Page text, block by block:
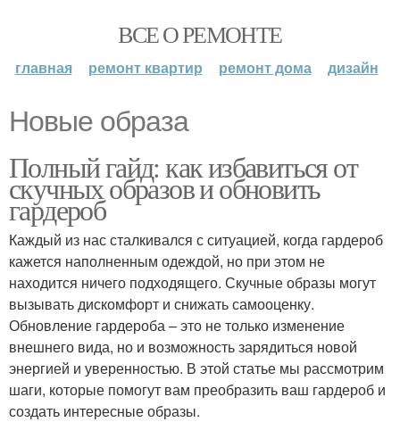
ВСЕ О РЕМОНТЕ
главная ремонт квартир ремонт дома дизайн
Новые образа
Полный гайд: как избавиться от
скучных образов и обновить
гардероб
Каждый из нас сталкивался с ситуацией, когда гардероб
кажется наполненным одеждой, но при этом не
находится ничего подходящего. Скучные образы могут
вызывать дискомфорт и снижать самооценку.
Обновление гардероба – это не только изменение
внешнего вида, но и возможность зарядиться новой
энергией и уверенностью. В этой статье мы рассмотрим
шаги, которые помогут вам преобразить ваш гардероб и
создать интересные образы.